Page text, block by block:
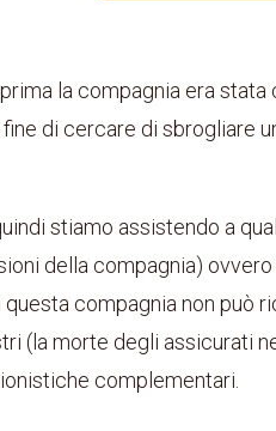
la compagnia era
di cercare di sbrogliare
stiamo assistendo a
della compagnia)
compagnia non può
(la morte degli assicurati
complementari.